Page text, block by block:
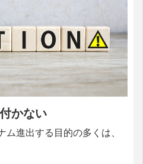
かない
進出する目的の多くは、